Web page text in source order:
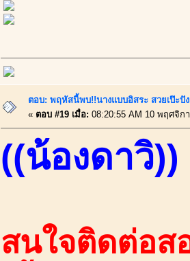
ตอบ: พฤหัสนี้พบ!!นางแบบอิสระ สวยเป๊ะปั
« ตอบ #19 เมื่อ: 08:20:55 AM 10 พฤศจิก
((น้องดาวิ))
สนใจติดต่อส